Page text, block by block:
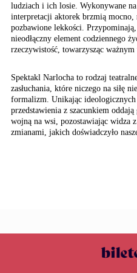
ludziach i ich losie. Wykonywane
interpretacji aktorek brzmią mocno,
pozbawione lekkości.
nieodłączny element codziennego
rzeczywistość, towarzysząc
Spektakl Narlocha to rodzaj
zasłuchania, które niczego na siłę
formalizm. Unikając
przedstawienia z szacunkiem
wojną na wsi, pozostawiając widza
zmianami, jakich doświadczyło